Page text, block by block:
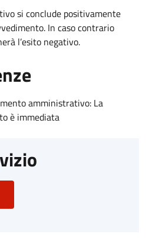
si conclude positivamente
In caso contrario
l’esito negativo.
amministrativo: La
è immediata